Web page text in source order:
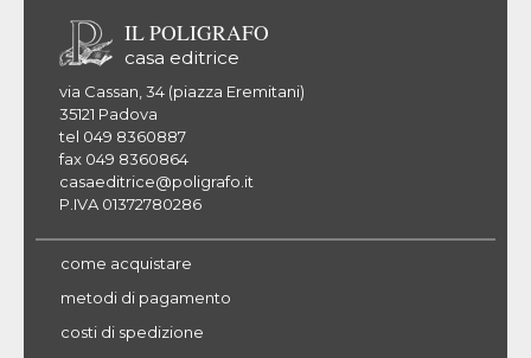
IL POLIGRAFO
casa editrice
via Cassan, 34 (piazza Eremitani)
35121 Padova
tel 049 8360887
fax 049 8360864
casaeditrice@poligrafo.it
P.IVA 01372780286
come acquistare
metodi di pagamento
costi di spedizione